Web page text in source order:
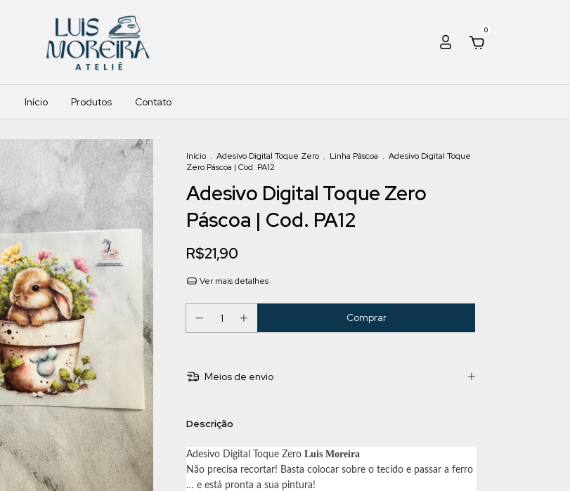
0
Início Produtos Contato
Início . Adesivo Digital Toque Zero . Linha Páscoa . Adesivo Digital Toque
Zero Páscoa | Cod. PA12
Adesivo Digital Toque Zero
Páscoa | Cod. PA12
R$21,90
Ver mais detalhes
Meios de envio
Descrição
Adesivo Digital Toque Zero Luis Moreira
Não precisa recortar! Basta colocar sobre o tecido e passar a ferro
… e está pronta a sua pintura!